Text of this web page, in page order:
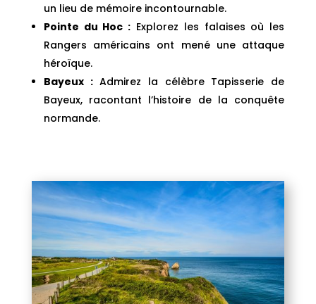
un lieu de mémoire incontournable.
Pointe du Hoc : Explorez les falaises où les
Rangers américains ont mené une attaque
héroïque.
Bayeux :Admirez la célèbre Tapisserie de
Bayeux, racontant l’histoire de la conquête
normande.